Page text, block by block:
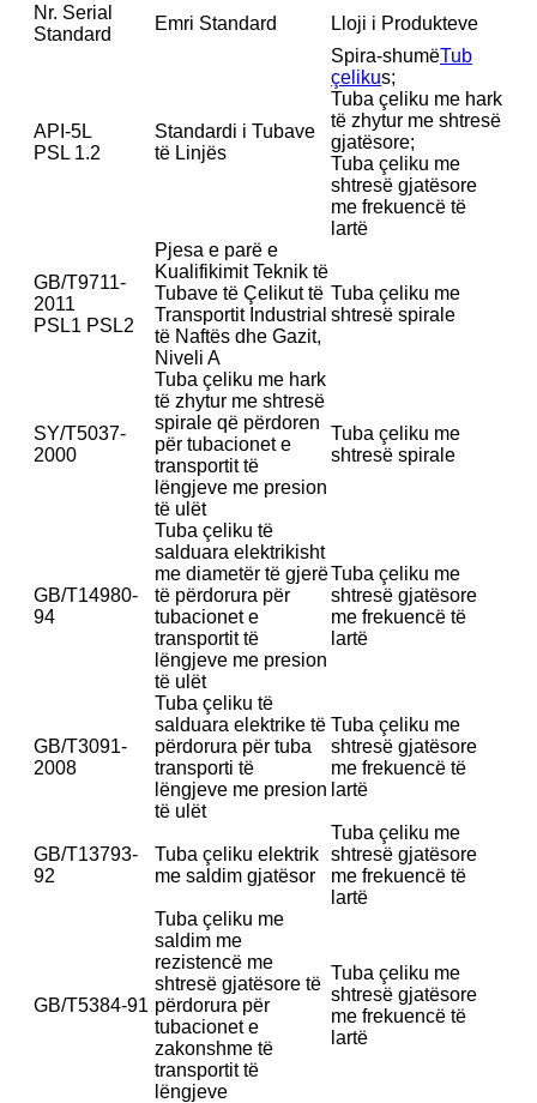
Nr. Serial
Standard
Emri Standard Lloji i Produkteve
API-5L
PSL 1.2
Standardi i Tubave
të Linjës
Spira-shumëTub
çelikus;
Tuba çeliku me hark
të zhytur me shtresë
gjatësore;
Tuba çeliku me
shtresë gjatësore
me frekuencë të
lartë
GB/T9711-
2011
PSL1 PSL2
Pjesa e parë e
Kualifikimit Teknik të
Tubave të Çelikut të
Transportit Industrial
të Naftës dhe Gazit,
Niveli A
Tuba çeliku me
shtresë spirale
SY/T5037-
2000
Tuba çeliku me hark
të zhytur me shtresë
spirale që përdoren
për tubacionet e
transportit të
lëngjeve me presion
të ulët
Tuba çeliku me
shtresë spirale
GB/T14980-
94
Tuba çeliku të
salduara elektrikisht
me diametër të gjerë
të përdorura për
tubacionet e
transportit të
lëngjeve me presion
të ulët
Tuba çeliku me
shtresë gjatësore
me frekuencë të
lartë
GB/T3091-
2008
Tuba çeliku të
salduara elektrike të
përdorura për tuba
transporti të
lëngjeve me presion
të ulët
Tuba çeliku me
shtresë gjatësore
me frekuencë të
lartë
GB/T13793-
92
Tuba çeliku elektrik
me saldim gjatësor
Tuba çeliku me
shtresë gjatësore
me frekuencë të
lartë
GB/T5384-91
Tuba çeliku me
saldim me
rezistencë me
shtresë gjatësore të
përdorura për
tubacionet e
zakonshme të
transportit të
lëngjeve
Tuba çeliku me
shtresë gjatësore
me frekuencë të
lartë